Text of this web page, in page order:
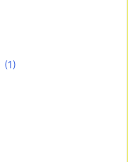
(1)